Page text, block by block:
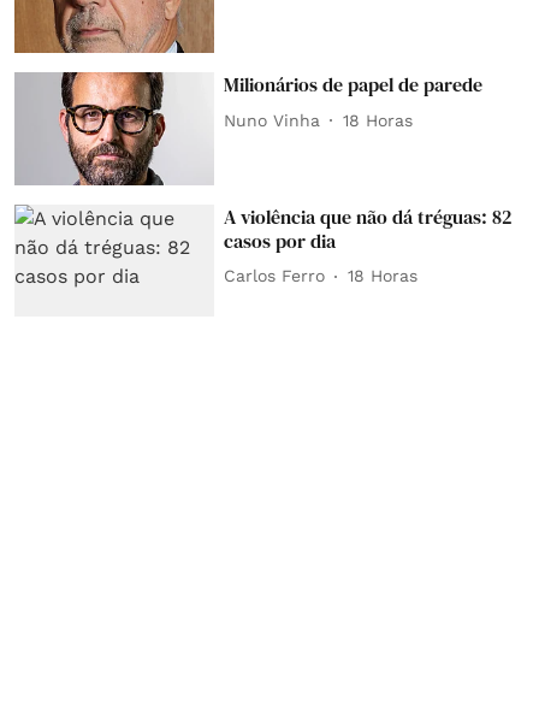
Milionários de papel de parede
Nuno Vinha 18 Horas
A violência que não dá tréguas: 82
casos por dia
Carlos Ferro 18 Horas